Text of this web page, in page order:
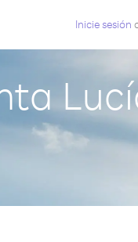
Inicie sesión